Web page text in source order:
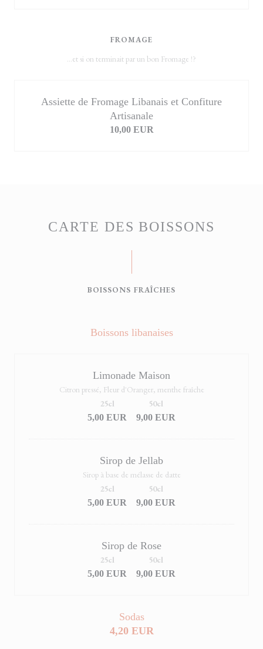
FROMAGE
...et si on terminait par un bon Fromage !?
Assiette de Fromage Libanais et Confiture
Artisanale
10,00 EUR
CARTE DES BOISSONS
BOISSONS FRAÎCHES
Boissons libanaises
Limonade Maison
Citron pressé, Fleur d'Oranger, menthe fraîche
5,00 EUR
25cl
9,00 EUR
50cl
Sirop de Jellab
Sirop à base de mélasse de datte
5,00 EUR
25cl
9,00 EUR
50cl
Sirop de Rose
5,00 EUR
25cl
9,00 EUR
50cl
Sodas
4,20 EUR